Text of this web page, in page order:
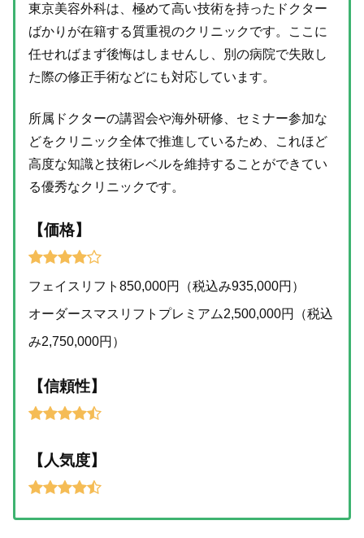
東京美容外科は、極めて高い技術を持ったドクター
ばかりが在籍する質重視のクリニックです。ここに
任せればまず後悔はしませんし、別の病院で失敗し
た際の修正手術などにも対応しています。
所属ドクターの講習会や海外研修、セミナー参加な
どをクリニック全体で推進しているため、これほど
高度な知識と技術レベルを維持することができてい
る優秀なクリニックです。
【価格】
フェイスリフト850,000円（税込み935,000円）
オーダースマスリフトプレミアム2,500,000円（税込
み2,750,000円）
【信頼性】
【人気度】